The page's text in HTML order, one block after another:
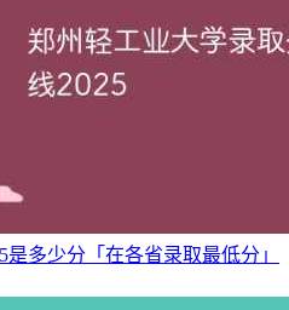
多少分「在各省录取最低分」